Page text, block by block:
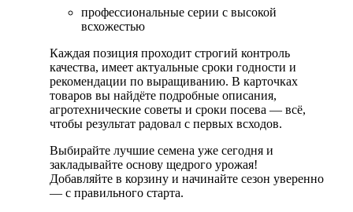
профессиональные серии с высокой
всхожестью
Каждая позиция проходит строгий контроль
качества, имеет актуальные сроки годности и
рекомендации по выращиванию. В карточках
товаров вы найдёте подробные описания,
агротехнические советы и сроки посева — всё,
чтобы результат радовал с первых всходов.
Выбирайте лучшие семена уже сегодня и
закладывайте основу щедрого урожая!
Добавляйте в корзину и начинайте сезон уверенно
— с правильного старта.